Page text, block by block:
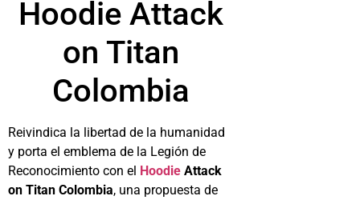
Hoodie Attack
on Titan
Colombia
Reivindica la libertad de la humanidad
y porta el emblema de la Legión de
Reconocimiento con el Hoodie Attack
on Titan Colombia, una propuesta de